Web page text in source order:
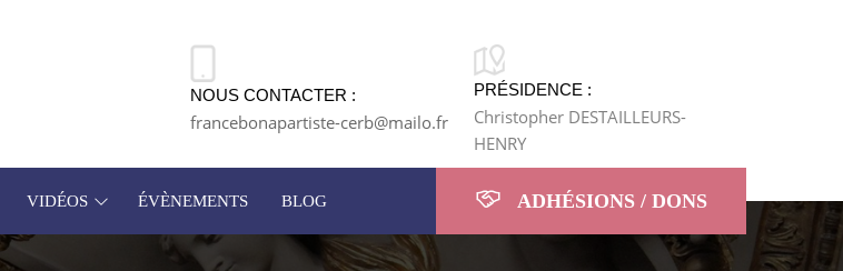
NOUS CONTACTER :
francebonapartiste-cerb@mailo.fr
PRÉSIDENCE :
Christopher DESTAILLEURS-
HENRY
VIDÉOS ÉVÈNEMENTS BLOG ADHÉSIONS / DONS